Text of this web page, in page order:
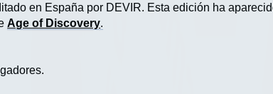
en España por DEVIR. Esta edición ha
Age of Discovery.